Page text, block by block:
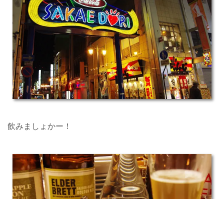
飲みましょかー！